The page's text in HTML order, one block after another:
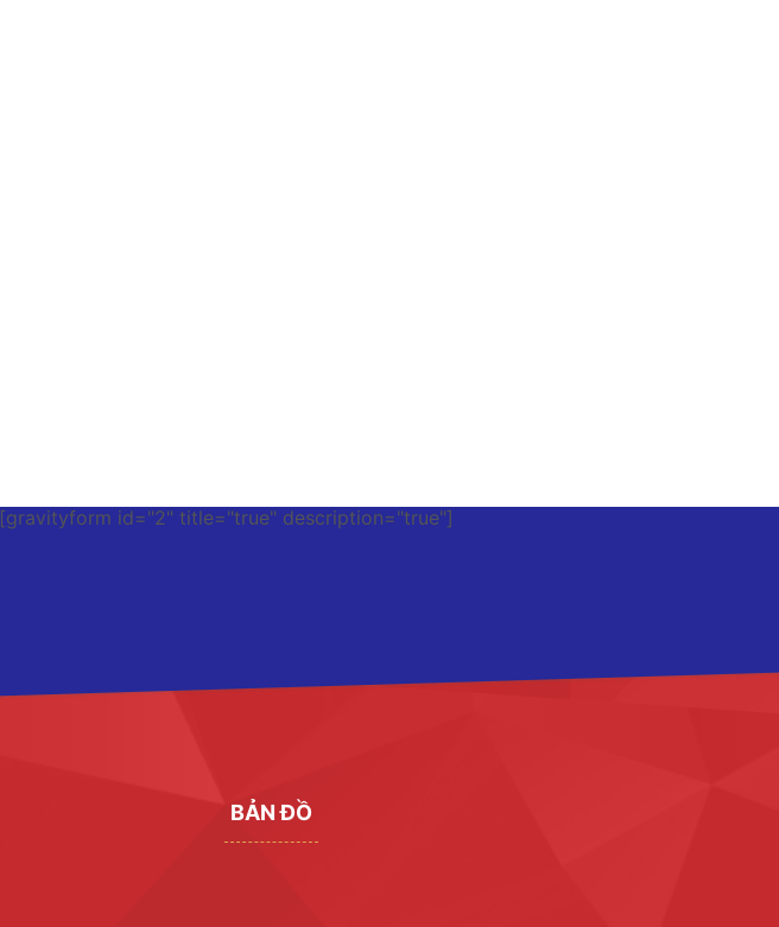
[gravityform id="2" title="true" description="true"]
BẢN ĐỒ